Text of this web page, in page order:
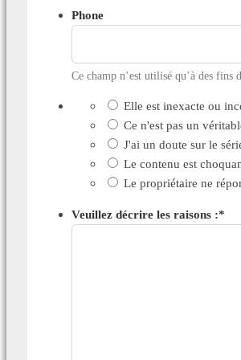
Phone
Ce champ n’est utilisé qu’à des
Elle est inexacte ou
Ce n'est pas un
J'ai un doute sur le
Le contenu est
Le propriétaire ne
Veuillez décrire les raisons :*